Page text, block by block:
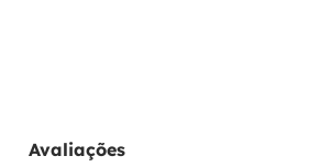
Avaliações